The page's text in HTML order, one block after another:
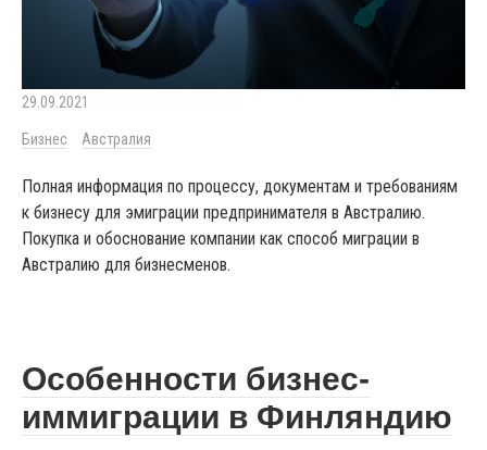
29.09.2021
Бизнес Австралия
Полная информация по процессу, документам и требованиям
к бизнесу для эмиграции предпринимателя в Австралию.
Покупка и обоснование компании как способ миграции в
Австралию для бизнесменов.
Особенности бизнес-
иммиграции в Финляндию